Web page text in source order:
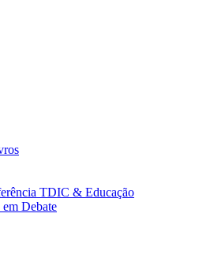
TDIC & Educação
Debate